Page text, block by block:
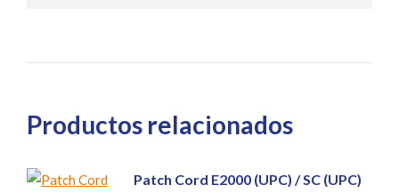
Productos relacionados
Patch Cord E2000 (UPC) / SC (UPC)